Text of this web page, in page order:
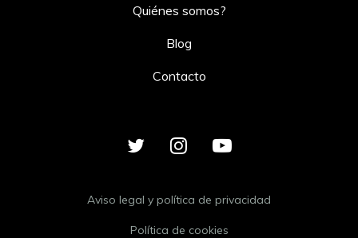
Quiénes somos?
Blog
Contacto
Aviso legal y política de privacidad
Política de cookies